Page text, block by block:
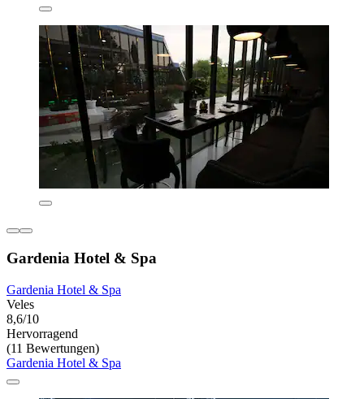
Gardenia Hotel & Spa
Gardenia Hotel & Spa
Veles
8,6/10
Hervorragend
(11 Bewertungen)
Gardenia Hotel & Spa